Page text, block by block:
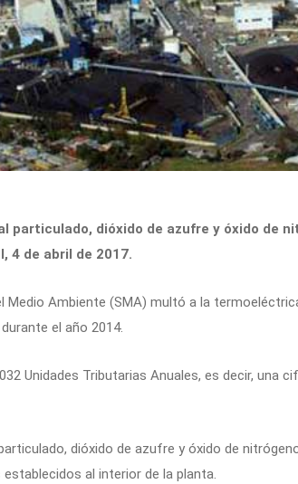
particulado, dióxido de azufre y óxido de
4 de abril de 2017.
Medio Ambiente (SMA) multó a la
el año 2014.
Unidades Tributarias Anuales, es decir, una
dióxido de azufre y óxido de
al interior de la planta.